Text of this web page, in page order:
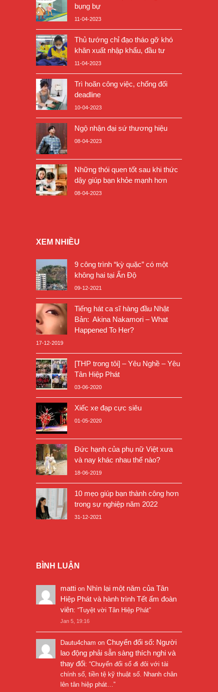
bụng bự
11-04-2023
Thủ tướng chỉ đạo tháo gỡ khó
khăn xuất nhập khẩu, đầu tư
11-04-2023
Trì hoãn công việc, chống đối
deadline
10-04-2023
Ngộ nhận đại sứ thương hiệu
08-04-2023
Những thói quen tốt sau khi thức
dậy giúp bạn khỏe mạnh hơn
08-04-2023
XEM NHIỀU
9 công trình “kỳ quặc” có một
không hai tại Ấn Độ
09-12-2021
Tiếng hát ca sĩ hàng đầu Nhật
Bản: Akina Nakamori – What
Happened To Her?
17-12-2019
[THP trong tôi] – Yêu Nghề – Yêu
Tân Hiệp Phát
03-06-2020
Xiếc xe đạp cực siêu
01-05-2020
Đức hạnh của phụ nữ Việt xưa
và nay khác nhau thế nào?
18-06-2019
10 mẹo giúp bạn thành công hơn
trong sự nghiệp năm 2022
31-12-2021
BÌNH LUẬN
matti on Nhìn lại một năm của Tân
Hiệp Phát và hành trình Tết ấm đoàn
viên: “Tuyệt vời Tân Hiệp Phát”
Jan 5, 19:16
Dautu4cham on Chuyển đổi số: Người
lao động phải sẵn sàng thích nghi và
thay đổi: “Chuyển đổi số đi đôi với tài
chính số, tiền tệ kỹ thuật số. Nhanh chân
lên tân hiệp phát… ”